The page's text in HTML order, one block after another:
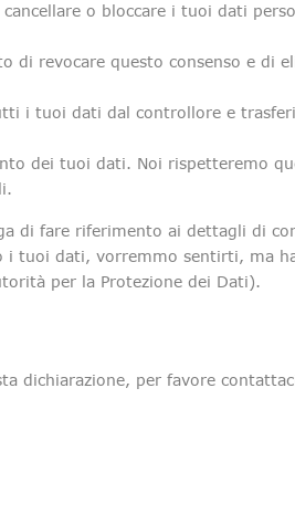
o bloccare i tuoi dati
di revocare questo consenso e di
i tuoi dati dal controllore e
dei tuoi dati. Noi rispetteremo
di fare riferimento ai dettagli di
i tuoi dati, vorremmo sentirti, ma
per la Protezione dei Dati).
dichiarazione, per favore